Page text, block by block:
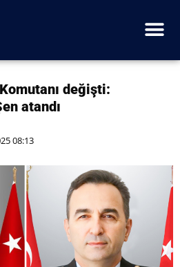
değişti:
atandı
08:13